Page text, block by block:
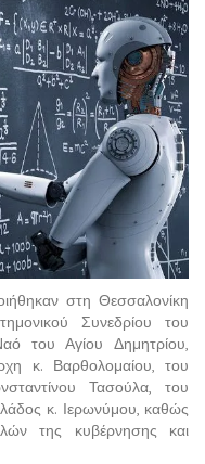
στη Θεσσαλονίκη
Συνεδρίου του
του Αγίου Δημητρίου,
κ. Βαρθολομαίου, του
Τασούλα, του
κ. Ιερωνύμου, καθώς
της κυβέρνησης και